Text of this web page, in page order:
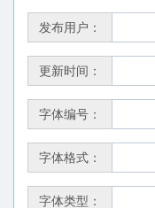
发布用户：
更新时间：
字体编号：
字体格式：
字体类型：